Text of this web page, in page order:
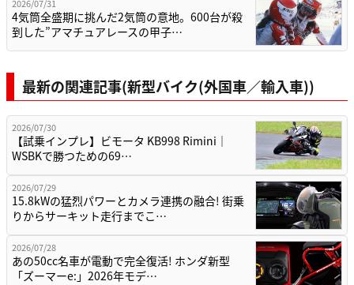
2026/07/31
4気筒全盛期に挑んだ2気筒の意地。600台が殺
到した”アマチュアレースの甲子…
最新の関連記事(新型バイク(外国車／輸入車))
2026/07/30
【試乗インプレ】ビモータ KB998 Rimini｜
WSBKで勝つための69…
2026/07/29
15.8kWの猛烈パワーとカメラ連携の融合! 街乗
りからサーキット走行までこ…
2026/07/28
あの50cc名車が電動で完全復活! ホンダ新型
「ズーマーe:」2026年モデ…